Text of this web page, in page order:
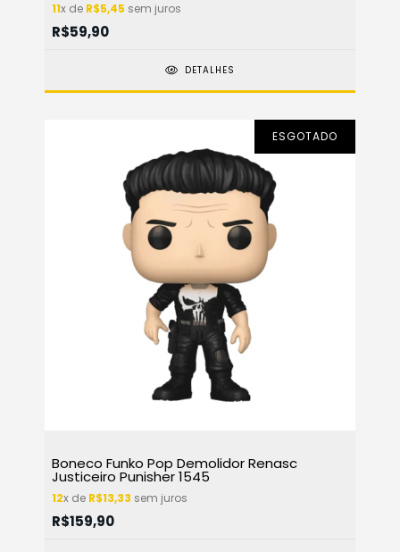
11x de R$5,45 sem juros
R$59,90
DETALHES
ESGOTADO
Boneco Funko Pop Demolidor Renasc
Justiceiro Punisher 1545
12x de R$13,33 sem juros
R$159,90